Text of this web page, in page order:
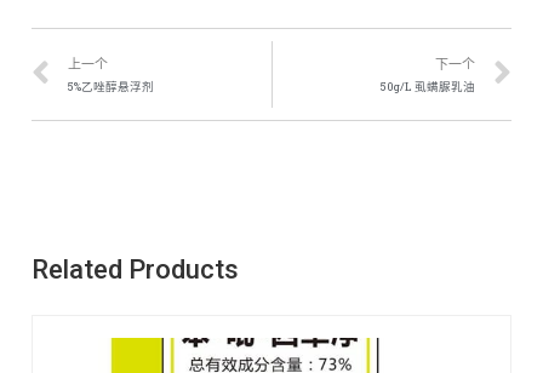
上一个
5%乙唑醇悬浮剂
下一个
50g/L 虱螨脲乳油
Related Products